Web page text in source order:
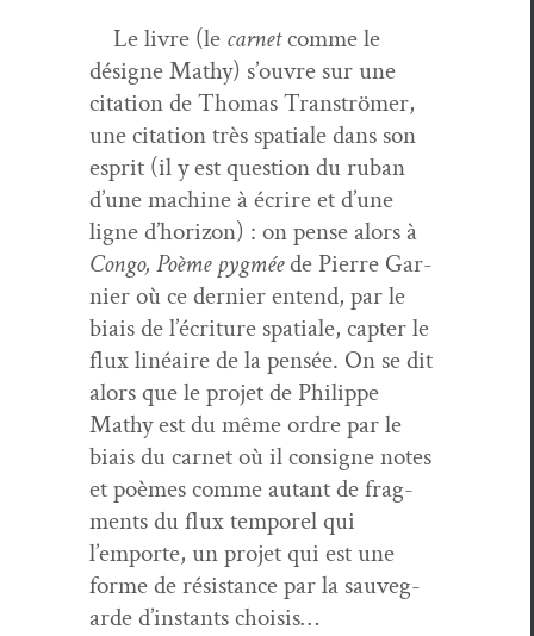
Le livre (le car­netcomme le
désigne Mathy) s’ou­vre sur une
cita­tion de Thomas Tranströmer,
une cita­tion très spa­tiale dans son
esprit (il y est ques­tion du ruban
d’une machine à écrire et d’une
ligne d’hori­zon) : on pense alors à
Con­go, Poème pyg­méede Pierre Gar­
nier où ce dernier entend, par le
biais de l’écri­t­ure spa­tiale, capter le
flux linéaire de la pen­sée. On se dit
alors que le pro­jet de Philippe
Mathy est du même ordre par le
biais du car­net où il con­signe notes
et poèmes comme autant de frag­
ments du flux tem­porel qui
l’emporte, un pro­jet qui est une
forme de résis­tance par la sauve­g­
arde d’in­stants choisis…